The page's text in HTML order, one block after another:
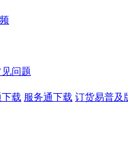
问题
载 服务通下载 订货易普及